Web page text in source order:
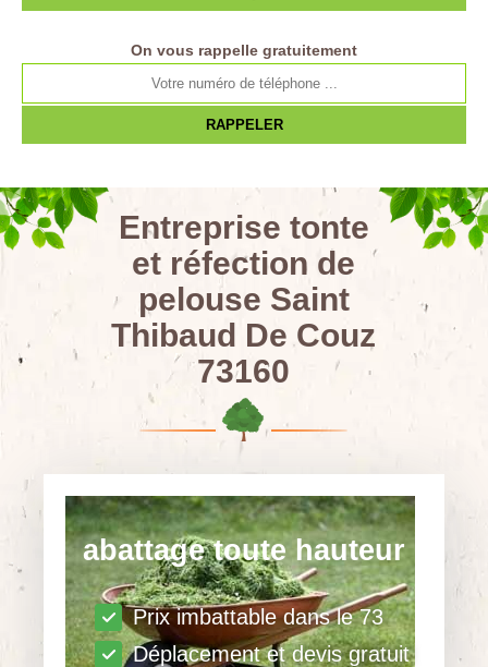
abattage toute hauteur
Prix imbattable dans le 73
Déplacement et devis gratuit
On vous rappelle gratuitement
Entreprise tonte
et réfection de
pelouse Saint
Thibaud De Couz
73160